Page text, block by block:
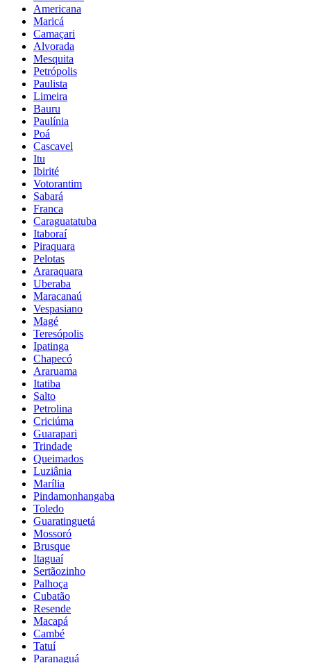
Americana
Maricá
Camaçari
Alvorada
Mesquita
Petrópolis
Paulista
Limeira
Bauru
Paulínia
Poá
Cascavel
Itu
Ibirité
Votorantim
Sabará
Franca
Caraguatatuba
Itaboraí
Piraquara
Pelotas
Araraquara
Uberaba
Maracanaú
Vespasiano
Magé
Teresópolis
Ipatinga
Chapecó
Araruama
Itatiba
Salto
Petrolina
Criciúma
Guarapari
Trindade
Queimados
Luziânia
Marília
Pindamonhangaba
Toledo
Guaratinguetá
Mossoró
Brusque
Itaguaí
Sertãozinho
Palhoça
Cubatão
Resende
Macapá
Cambé
Tatuí
Paranaguá